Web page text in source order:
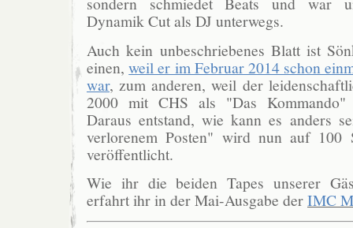
Dynamik Cut als DJ unterwegs.
Auch kein unbeschriebenes Blatt ist
einen,weil er im Februar 2014 schon
war, zum anderen, weil der
2000 mit CHS als "Das Kommando"
Daraus entstand, wie kann es anders
verlorenem Posten" wird nun auf 100
veröffentlicht.
Wie ihr die beiden Tapes unserer
erfahrt ihr in der Mai-Ausgabe derIMC